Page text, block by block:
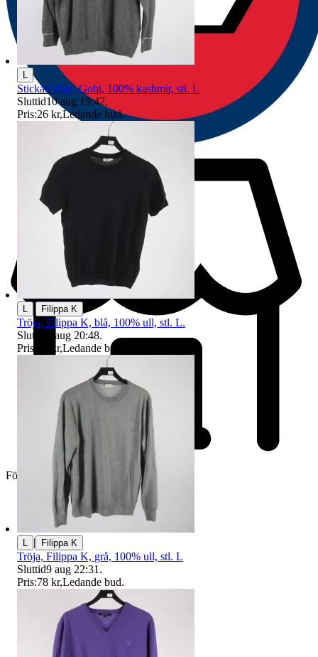
Företag
Stickad tröja, Gobi, 100% kashmir, stl. L
Sluttid10 aug 19:47.
Pris:26 kr,Ledande bud.
| Filippa K
Tröja, Filippa K, blå, 100% ull, stl. L.
Sluttid
9 aug 20:48.
Pris:
75 kr,Ledande bud
| Filippa K
Tröja, Filippa K, grå, 100% ull, stl. L
Sluttid9 aug 22:31 .
Pris:78 kr,Ledande bud.